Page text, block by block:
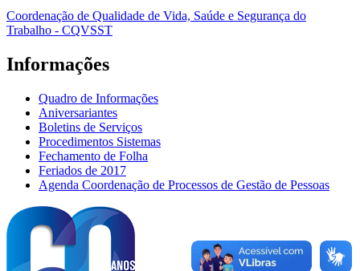
Coordenação de Qualidade de Vida, Saúde e Segurança do
Trabalho - CQVSST
Informações
Quadro de Informações
Aniversariantes
Boletins de Serviços
Procedimentos Sistemas
Fechamento de Folha
Feriados de 2017
Agenda Coordenação de Processos de Gestão de Pessoas